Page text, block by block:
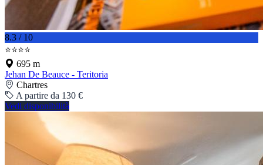
8.3 / 10
⭐⭐⭐⭐
695 m
Jehan De Beauce - Teritoria
Chartres
A partire da 130 €
Vedi disponibilità